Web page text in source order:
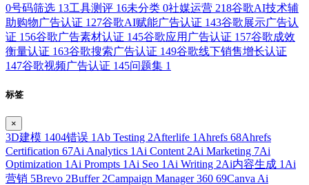
0号码筛选 13工具测评 16未分类 0社媒运营 218谷歌AI技术辅
助购物广告认证 127谷歌AI赋能广告认证 143谷歌展示广告认
证 156谷歌广告素材认证 145谷歌应用广告认证 157谷歌成效
衡量认证 163谷歌搜索广告认证 149谷歌线下销售增长认证
147谷歌视频广告认证 145问题集 1
标签
×
3D建模 1404错误 1 Ab Testing 2Afterlife 1 Ahrefs 68Ahrefs
Certification 67Ai Analytics 1 Ai Content 2Ai Marketing 7Ai
Optimization 1 Ai Prompts 1 Ai Seo 1 Ai Writing 2Ai内容生成 1 Ai
营销 5Brevo 2Buffer 2Campaign Manager 360 69Canva Ai